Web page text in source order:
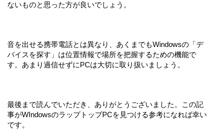
ないものと思った方が良いでしょう。
音を出せる携帯電話とは異なり、あくまでもWindowsの「デ
バイスを探す」は位置情報で場所を把握するための機能で
す。あまり過信せずにPCは大切に取り扱いましょう。
最後まで読んでいただき、ありがとうございました。この記
事がWIndowsのラップトップPCを見つける参考になれば幸い
です。